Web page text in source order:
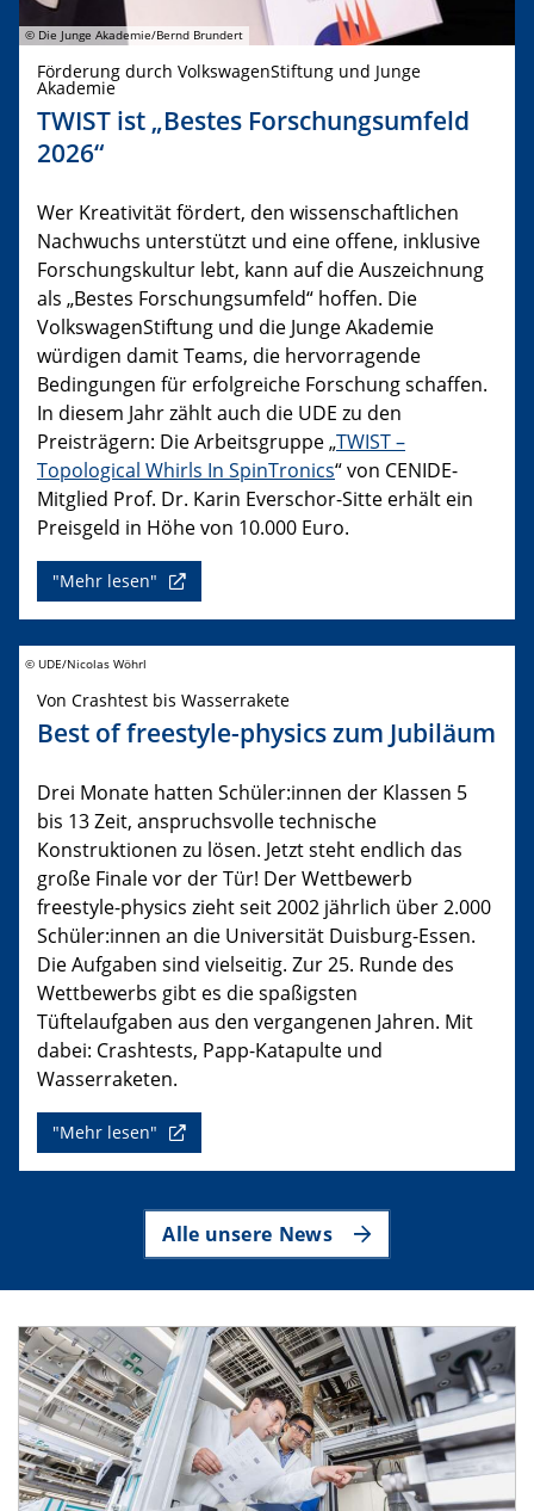
© Die Junge Akademie/Bernd Brundert
Förderung durch VolkswagenStiftung und Junge
Akademie
TWIST ist „Bestes Forschungsumfeld
2026“
Wer Kreativität fördert, den wissenschaftlichen
Nachwuchs unterstützt und eine offene, inklusive
Forschungskultur lebt, kann auf die Auszeichnung
als „Bestes Forschungsumfeld“ hoffen. Die
VolkswagenStiftung und die Junge Akademie
würdigen damit Teams, die hervorragende
Bedingungen für erfolgreiche Forschung schaffen.
In diesem Jahr zählt auch die UDE zu den
Preisträgern: Die Arbeitsgruppe „TWIST –
Topological Whirls In SpinTronics“ von CENIDE-
Mitglied Prof. Dr. Karin Everschor-Sitte erhält ein
Preisgeld in Höhe von 10.000 Euro.
"Mehr lesen"
© UDE/Nicolas Wöhrl
Von Crashtest bis Wasserrakete
Best of freestyle-physics zum Jubiläum
Drei Monate hatten Schüler:innen der Klassen 5
bis 13 Zeit, anspruchsvolle technische
Konstruktionen zu lösen. Jetzt steht endlich das
große Finale vor der Tür! Der Wettbewerb
freestyle-physics zieht seit 2002 jährlich über 2.000
Schüler:innen an die Universität Duisburg-Essen.
Die Aufgaben sind vielseitig. Zur 25. Runde des
Wettbewerbs gibt es die spaßigsten
Tüftelaufgaben aus den vergangenen Jahren. Mit
dabei: Crashtests, Papp-Katapulte und
Wasserraketen.
"Mehr lesen"
Alle unsere News